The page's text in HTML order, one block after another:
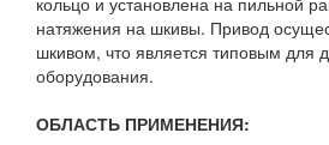
натяжения на шкивы. Привод
шкивом, что является типовым для
оборудования.
ОБЛАСТЬ ПРИМЕНЕНИЯ: